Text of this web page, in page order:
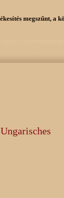
megszűnt, a